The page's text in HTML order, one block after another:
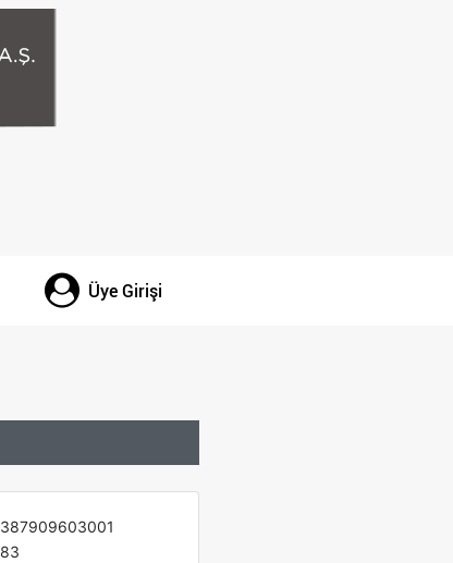
Üye Girişi
387909603001
83